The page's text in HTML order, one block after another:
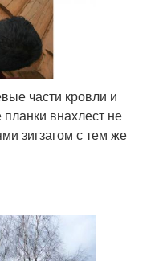
части кровли и
внахлест не
зигзагом с тем же